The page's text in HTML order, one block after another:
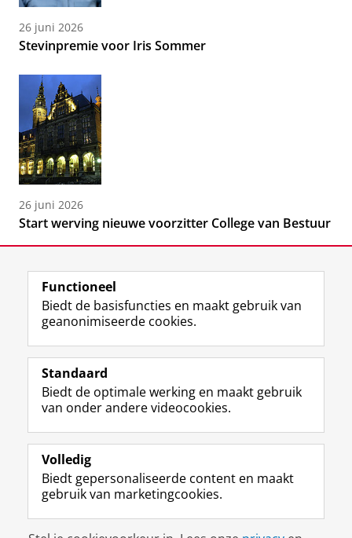
26 juni 2026
Stevinpremie voor Iris Sommer
26 juni 2026
Start werving nieuwe voorzitter College van Bestuur
Volg de RUG
F
a
e
b
o
p
a
i
L
i
k
e
I
-
p
g
R
S
-
f
e
R
k
I
n
t
r
m
c
Y
o
T
e
k
a
Studiekiezers
Alumni
Over ons
Disclaimer & Copyright
Functioneel
Biedt de basisfuncties en maakt gebruik van
geanonimiseerde cookies.
Standaard
Biedt de optimale werking en maakt gebruik
van onder andere videocookies.
Volledig
Biedt gepersonaliseerde content en maakt
gebruik van marketingcookies.